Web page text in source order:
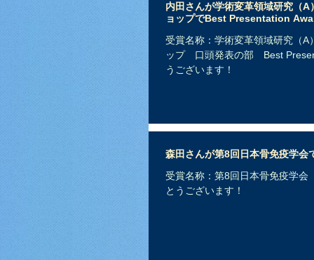
内田さんが学術変革領域研究（
ョップでBest Presentation
受賞名称：学術変革領域研究（
ップ 口頭発表の部 Best
うございます！
森田さんが第8回日本骨免疫学会
受賞名称：第8回日本骨免疫学
とうございます！